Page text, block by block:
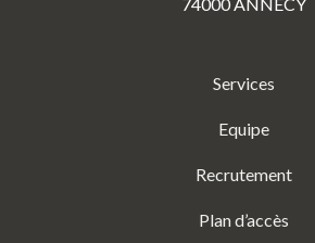
Services
Equipe
Recrutement
Plan d’accès